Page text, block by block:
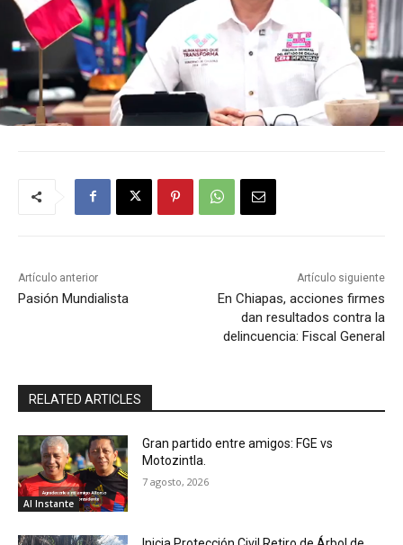
Artículo anterior
Pasión Mundialista
Artículo siguiente
En Chiapas, acciones firmes
dan resultados contra la
delincuencia: Fiscal General
RELATED ARTICLES
Al Instante
Gran partido entre amigos: FGE vs
Motozintla.
7 agosto, 2026